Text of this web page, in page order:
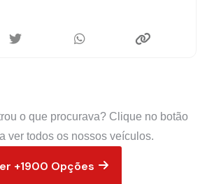
o que procurava? Clique no botão
ver todos os nossos veículos.
+1900 Opções